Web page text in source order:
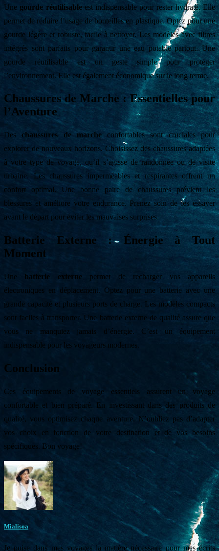
Une gourde réutilisableest indispensable pour rester hydraté. Elle
permet de réduire l’usage de bouteilles en plastique. Optez pour une
gourde légère et robuste, facile à nettoyer. Les modèles avec filtres
intégrés sont parfaits pour garantir une eau potable partout. Une
gourde réutilisable est un geste simple pour protéger
l’environnement. Elle est également économique sur le long terme.
Chaussures de Marche : Essentielles pour
l’Aventure
Deschaussures de marcheconfortables sont cruciales pour
explorer de nouveaux horizons. Choisissez des chaussures adaptées
à votre type de voyage, qu’il s’agisse de randonnée ou de visite
urbaine. Les chaussures imperméables et respirantes offrent un
confort optimal. Une bonne paire de chaussures prévient les
blessures et améliore votre endurance. Prenez soin de les essayer
avant le départ pour éviter les mauvaises surprises.
Batterie Externe : Énergie à Tout
Moment
Une batterie externepermet de recharger vos appareils
électroniques en déplacement. Optez pour une batterie avec une
grande capacité et plusieurs ports de charge. Les modèles compacts
sont faciles à transporter. Une batterie externe de qualité assure que
vous ne manquiez jamais d’énergie. C’est un équipement
indispensable pour les voyageurs modernes.
Conclusion
Ces équipements de voyage essentiels assurent un voyage
confortable et bien préparé. En investissant dans des produits de
qualité, vous optimisez chaque aventure. N’oubliez pas d’adapter
vos choix en fonction de votre destination et de vos besoins
spécifiques. Bon voyage!
Mialisoa
Je puise dans mes voyages la matière nécessaire pour mes écrits